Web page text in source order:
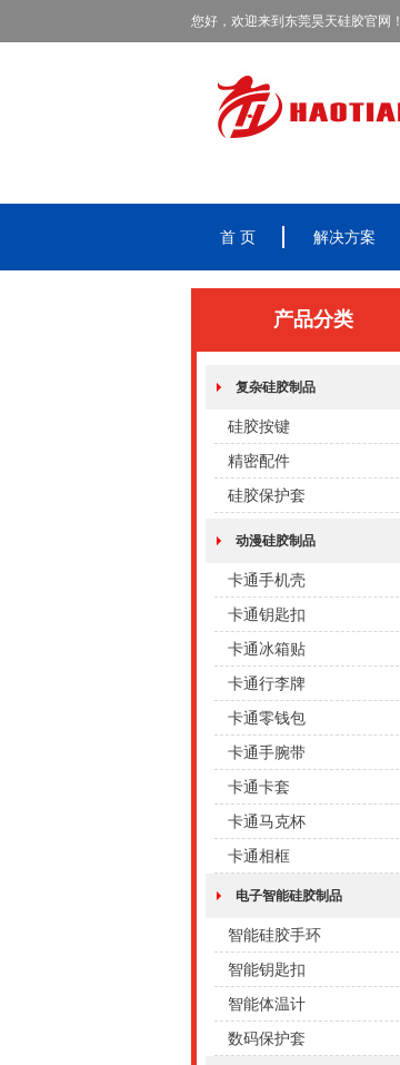
您好，欢迎来到东莞昊天硅胶官网！
首 页 解决方案
产品分类
复杂硅胶制品
硅胶按键
精密配件
硅胶保护套
动漫硅胶制品
卡通手机壳
卡通钥匙扣
卡通冰箱贴
卡通行李牌
卡通零钱包
卡通手腕带
卡通卡套
卡通马克杯
卡通相框
电子智能硅胶制品
智能硅胶手环
智能钥匙扣
智能体温计
数码保护套